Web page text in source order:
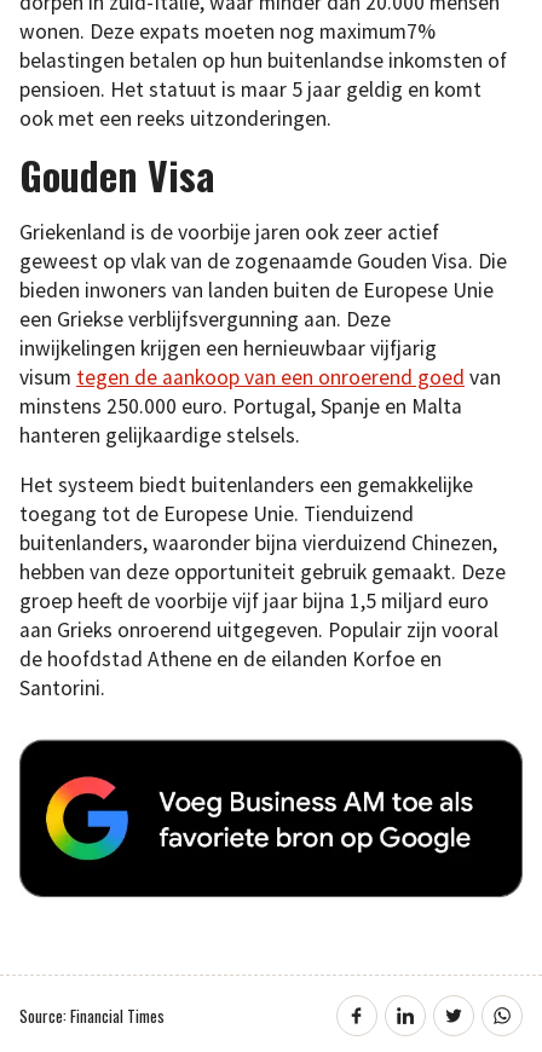
wonen. Deze expats moeten nog maximum7%
belastingen betalen op hun buitenlandse inkomsten of
pensioen. Het statuut is maar 5 jaar geldig en komt
ook met een reeks uitzonderingen.
Gouden Visa
Griekenland is de voorbije jaren ook zeer actief
geweest op vlak van de zogenaamde Gouden Visa. Die
bieden inwoners van landen buiten de Europese Unie
een Griekse verblijfsvergunning aan. Deze
inwijkelingen krijgen een hernieuwbaar vijfjarig
visum tegen de aankoop van een onroerend goed van
minstens 250.000 euro. Portugal, Spanje en Malta
hanteren gelijkaardige stelsels.
Het systeem biedt buitenlanders een gemakkelijke
toegang tot de Europese Unie. Tienduizend
buitenlanders, waaronder bijna vierduizend Chinezen,
hebben van deze opportuniteit gebruik gemaakt. Deze
groep heeft de voorbije vijf jaar bijna 1,5 miljard euro
aan Grieks onroerend uitgegeven. Populair zijn vooral
de hoofdstad Athene en de eilanden Korfoe en
Santorini.
Source: Financial Times